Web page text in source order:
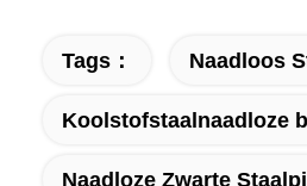
Tags： Naadloos
Koolstofstaalnaadloze
Naadloze Zwarte